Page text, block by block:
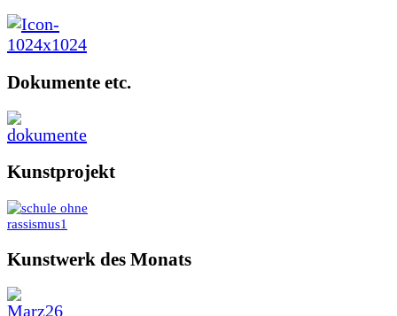
Dokumente etc.
Kunstprojekt
Kunstwerk des Monats